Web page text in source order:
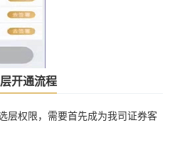
开通流程
层权限，需要首先成为我司证券客